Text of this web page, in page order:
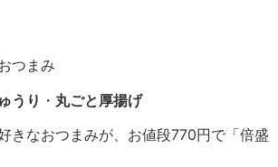
つまみ
うり ・ 丸ごと厚揚げ
きなおつまみが、お値段770円で「倍盛